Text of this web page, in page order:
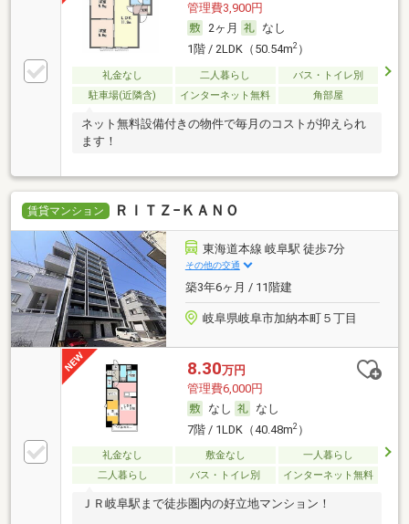
管理費3,900円
2ヶ月
なし
1階 / 2LDK（50.54m2）
礼金なし 二人暮らし
バス・トイレ別
駐車場(近隣含)
インターネット無料 角部屋
ネット無料設備付きの物件で毎月のコストが抑えられ
ます！
賃貸マンション ＲＩＴＺ−ＫＡＮＯ
東海道本線 岐阜駅 徒歩7分
その他の交通
築3年6ヶ月 / 11階建
岐阜県岐阜市加納本町５丁目
8.30万円
管理費6,000円
なし
なし
7階 / 1LDK（40.48m2）
礼金なし 敷金なし
一人暮らし
二人暮らし
バス・トイレ別 インターネット無料
ＪＲ岐阜駅まで徒歩圏内の好立地マンション！